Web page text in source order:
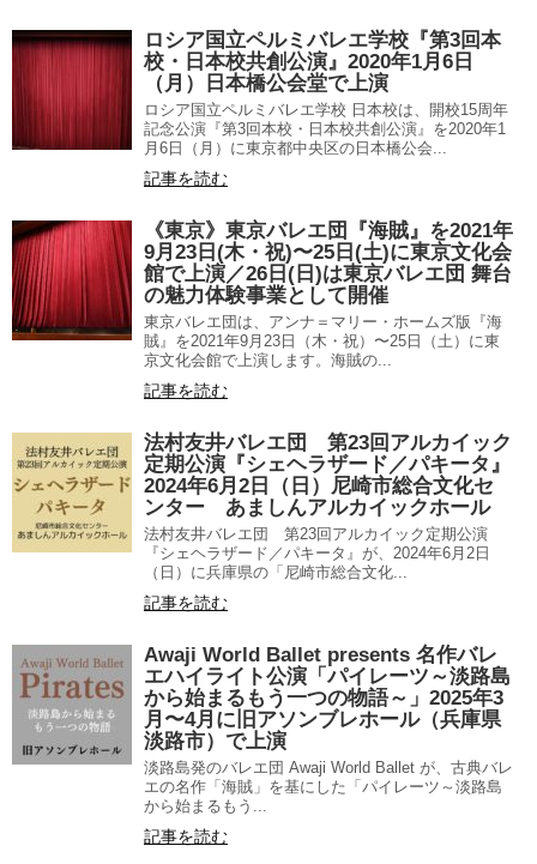
ロシア国立ペルミバレエ学校『第3回本
校・日本校共創公演』2020年1月6日
（月）日本橋公会堂で上演
ロシア国立ペルミバレエ学校 日本校は、開校15周年
記念公演『第3回本校・日本校共創公演』を2020年1
月6日（月）に東京都中央区の日本橋公会...
記事を読む
《東京》東京バレエ団『海賊』を2021年
9月23日(木・祝)〜25日(土)に東京文化会
館で上演／26日(日)は東京バレエ団 舞台
の魅力体験事業として開催
東京バレエ団は、アンナ＝マリー・ホームズ版『海
賊』を2021年9月23日（木・祝）〜25日（土）に東
京文化会館で上演します。海賊の...
記事を読む
法村友井バレエ団 第23回アルカイック
定期公演『シェヘラザード／パキータ』
2024年6月2日（日）尼崎市総合文化セ
ンター あましんアルカイックホール
法村友井バレエ団 第23回アルカイック定期公演
『シェヘラザード／パキータ』が、2024年6月2日
（日）に兵庫県の「尼崎市総合文化...
記事を読む
Awaji World Ballet presents 名作バレ
エハイライト公演「パイレーツ～淡路島
から始まるもう一つの物語～」2025年3
月〜4月に旧アソンブレホール（兵庫県
淡路市）で上演
淡路島発のバレエ団 Awaji World Ballet が、古典バレ
エの名作「海賊」を基にした「パイレーツ～淡路島
から始まるもう...
記事を読む